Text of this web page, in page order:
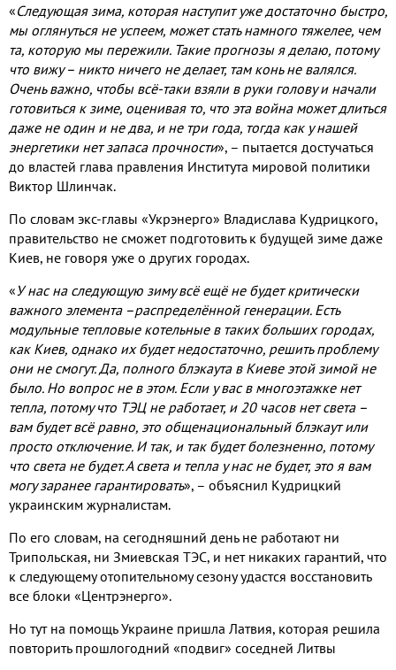
«Следующая зима, которая наступит уже достаточно быстро,
мы оглянуться не успеем, может стать намного тяжелее, чем
та, которую мы пережили. Такие прогнозы я делаю, потому
что вижу – никто ничего не делает, там конь не валялся.
Очень важно, чтобы всё-таки взяли в руки голову и начали
готовиться к зиме, оценивая то, что эта война может длиться
даже не один и не два, и не три года, тогда как у нашей
энергетики нет запаса прочности», – пытается достучаться
до властей глава правления Института мировой политики
Виктор Шлинчак.
По словам экс-главы «Укрэнерго» Владислава Кудрицкого,
правительство не сможет подготовить к будущей зиме даже
Киев, не говоря уже о других городах.
«У нас на следующую зиму всё ещё не будет критически
важного элемента –распределённой генерации. Есть
модульные тепловые котельные в таких больших городах,
как Киев, однако их будет недостаточно, решить проблему
они не смогут. Да, полного блэкаута в Киеве этой зимой не
было. Но вопрос не в этом. Если у вас в многоэтажке нет
тепла, потому что ТЭЦ не работает, и 20 часов нет света –
вам будет всё равно, это общенациональный блэкаут или
просто отключение. И так, и так будет болезненно, потому
что света не будет. А света и тепла у нас не будет, это я вам
могу заранее гарантировать», – объяснил Кудрицкий
украинским журналистам.
По его словам, на сегодняшний день не работают ни
Трипольская, ни Змиевская ТЭС, и нет никаких гарантий, что
к следующему отопительному сезону удастся восстановить
все блоки «Центрэнерго».
Но тут на помощь Украине пришла Латвия, которая решила
повторить прошлогодний «подвиг» соседней Литвы